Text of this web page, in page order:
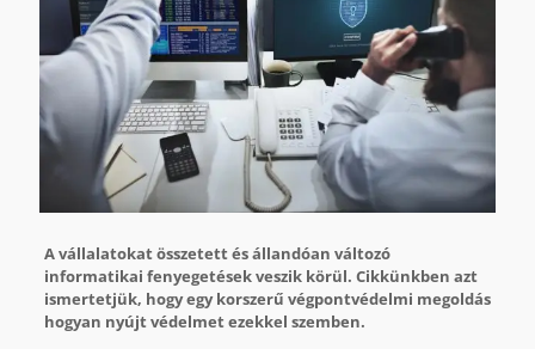
A vállalatokat összetett és állandóan változó
informatikai fenyegetések veszik körül. Cikkünkben azt
ismertetjük, hogy egy korszerű végpontvédelmi megoldás
hogyan nyújt védelmet ezekkel szemben.